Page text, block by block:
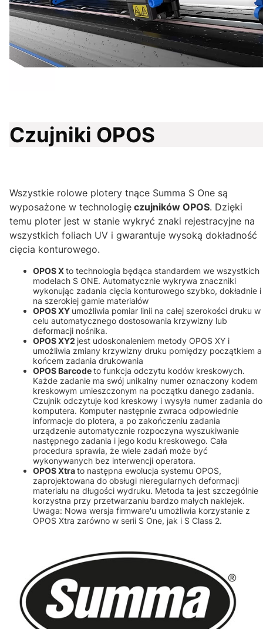
Czujniki OPOS
Wszystkie rolowe plotery tnące Summa S One są
wyposażone w technologię czujników OPOS. Dzięki
temu ploter jest w stanie wykryć znaki rejestracyjne na
wszystkich foliach UV i gwarantuje wysoką dokładność
cięcia konturowego.
OPOS Xto technologia będąca standardem we wszystkich
modelach S ONE. Automatycznie wykrywa znaczniki
wykonując zadania cięcia konturowego szybko, dokładnie i
na szerokiej gamie materiałów
OPOS XY umożliwia pomiar linii na całej szerokości druku w
celu automatycznego dostosowania krzywizny lub
deformacji nośnika.
OPOS XY2 jest udoskonaleniem metody OPOS XY i
umożliwia zmiany krzywizny druku pomiędzy początkiem a
końcem zadania drukowania
OPOS Barcodeto funkcja odczytu kodów kreskowych.
Każde zadanie ma swój unikalny numer oznaczony kodem
kreskowym umieszczonym na początku danego zadania.
Czujnik odczytuje kod kreskowy i wysyła numer zadania do
komputera. Komputer następnie zwraca odpowiednie
informacje do plotera, a po zakończeniu zadania
urządzenie automatycznie rozpoczyna wyszukiwanie
następnego zadania i jego kodu kreskowego. Cała
procedura sprawia, że wiele zadań może być
wykonywanych bez interwencji operatora.
OPOS Xtrato następna ewolucja systemu OPOS,
zaprojektowana do obsługi nieregularnych deformacji
materiału na długości wydruku. Metoda ta jest szczególnie
korzystna przy przetwarzaniu bardzo małych naklejek.
Uwaga: Nowa wersja firmware'u umożliwia korzystanie z
OPOS Xtra zarówno w serii S One, jak i S Class 2.